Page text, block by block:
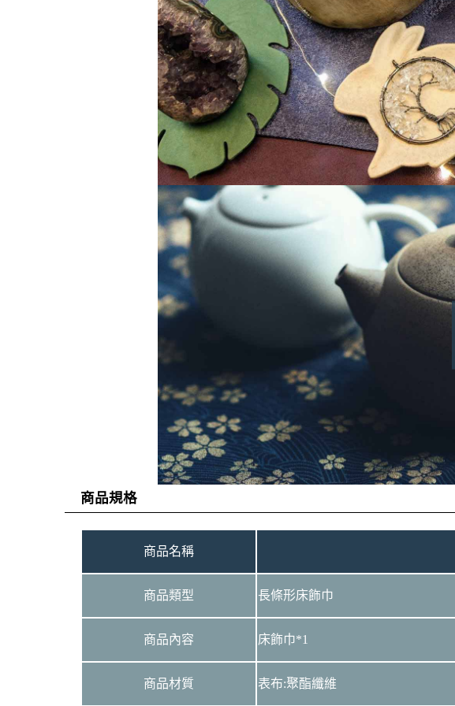
商品規格
商品名稱
商品類型 長條形床飾巾
商品內容 床飾巾*1
商品材質 表布:聚酯纖維